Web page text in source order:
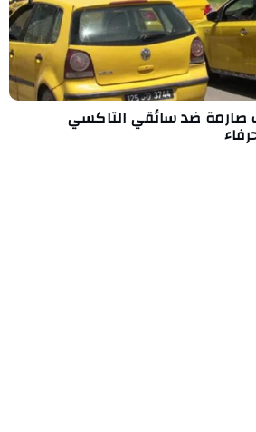
صارمة ضد سائقي التاكسي